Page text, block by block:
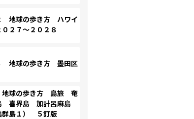
地球の歩き方 ハワイ
２７～２０２８
地球の歩き方 墨田区
球の歩き方 島旅 奄
喜界島 加計呂麻島
群島１） ５訂版